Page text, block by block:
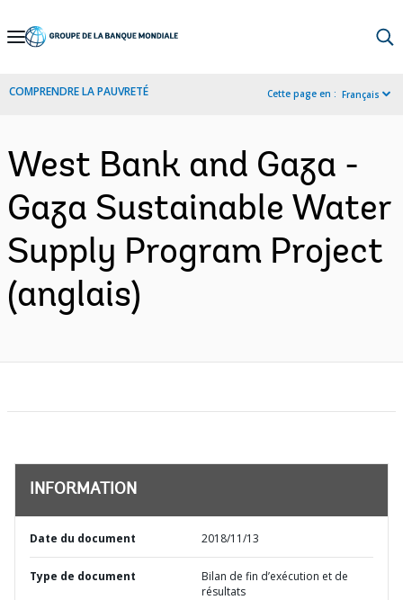
Skip
Navigation
COMPRENDRE LA PAUVRETÉ Cette page en : Français
West Bank and Gaza -
Gaza Sustainable Water
Supply Program Project
(anglais)
INFORMATION
Date du document 2018/11/13
Type de document
Bilan de fin d’exécution et de
résultats